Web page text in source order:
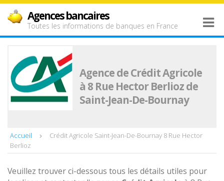
Agences bancaires
Toutes les informations de banques en France
Agence de Crédit Agricole
à 8 Rue Hector Berlioz de
Saint-Jean-De-Bournay
Accueil
Crédit Agricole Saint-Jean-De-Bournay 8 Rue Hector
Berlioz
Veuillez trouver ci-dessous tous les détails utiles pour